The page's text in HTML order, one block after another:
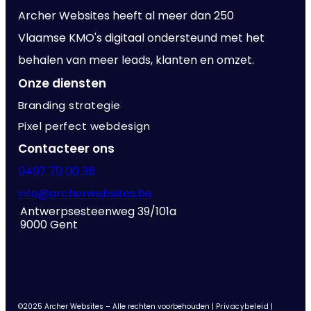
Archer Websites heeft al meer dan 250
Vlaamse KMO's digitaal ondersteund met het
behalen van meer leads, klanten en omzet.
Onze diensten
Branding strategie
Pixel perfect webdesign
Contacteer ons
0497 70 00 36
info@archerwebsites.be
Antwerpsesteenweg 39/101a
9000 Gent
©2025 Archer Websites – Alle rechten voorbehouden | Privacybeleid |